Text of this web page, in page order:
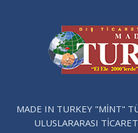
MADE IN TURKEY "MİNT"
ULUSLARARASI